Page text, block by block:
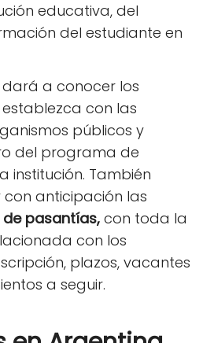
educativa, del
del estudiante en
dará a conocer los
con las
públicos y
del programa de
institución. También
anticipación las
pasantías, con toda la
con los
plazos, vacantes
a seguir.